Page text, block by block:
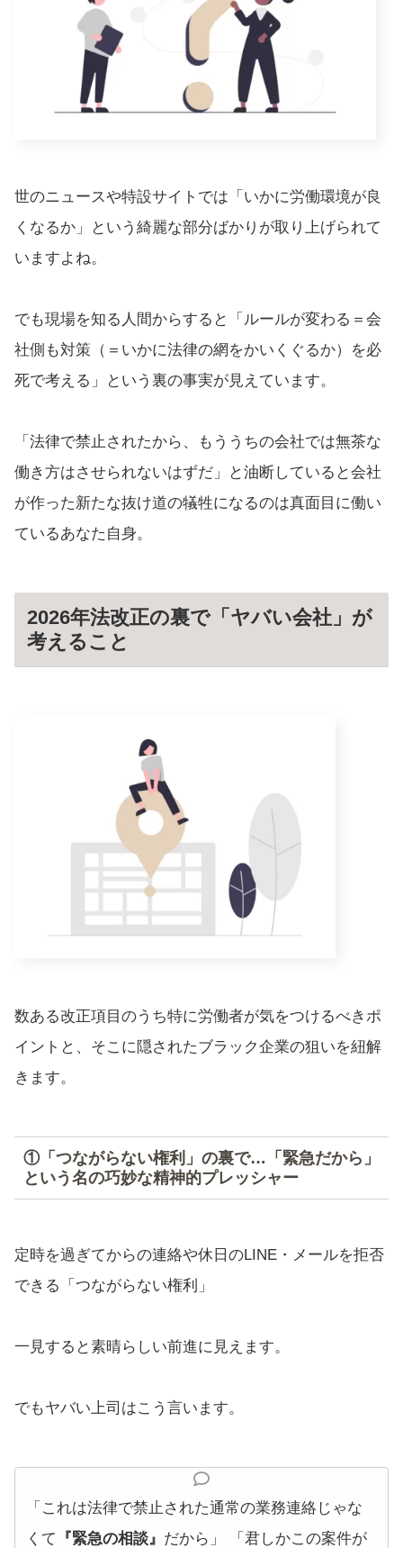
世のニュースや特設サイトでは「いかに労働環境が良
くなるか」という綺麗な部分ばかりが取り上げられて
いますよね。
でも現場を知る人間からすると「ルールが変わる＝会
社側も対策（＝いかに法律の網をかいくぐるか）を必
死で考える」という裏の事実が見えています。
「法律で禁止されたから、もううちの会社では無茶な
働き方はさせられないはずだ」と油断していると会社
が作った新たな抜け道の犠牲になるのは真面目に働い
ているあなた自身。
2026年法改正の裏で「ヤバい会社」が
考えること
数ある改正項目のうち特に労働者が気をつけるべきポ
イントと、そこに隠されたブラック企業の狙いを紐解
きます。
①「つながらない権利」の裏で…「緊急だから」
という名の巧妙な精神的プレッシャー
定時を過ぎてからの連絡や休日のLINE・メールを拒否
できる「つながらない権利」
一見すると素晴らしい前進に見えます。
でもヤバい上司はこう言います。
「これは法律で禁止された通常の業務連絡じゃな
くて
『緊急の相談』 だから」 「君しかこの案件が